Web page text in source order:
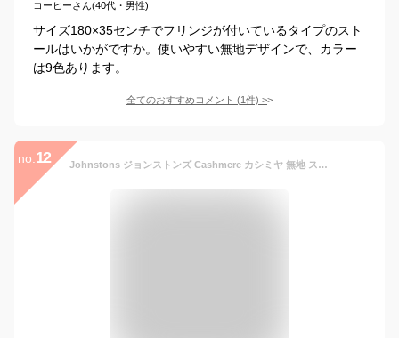
コーヒーさん(40代・男性)
サイズ180×35センチでフリンジが付いているタイプのスト
ールはいかがですか。使いやすい無地デザインで、カラー
は9色あります。
全てのおすすめコメント (1件) >
no. 12 Johnstons ジョンストンズ Cashmere カシミヤ 無地 スートール マフラー レディース[WA16 WA000016 HA0700 SA0900 SE7234 HA0100 HA0300 SB0203 SB4142 SB3022 SD7330 SD4762 SD0470 SE0565 SG0054 SA0000 ][180×25cm] LaG Onlinestore